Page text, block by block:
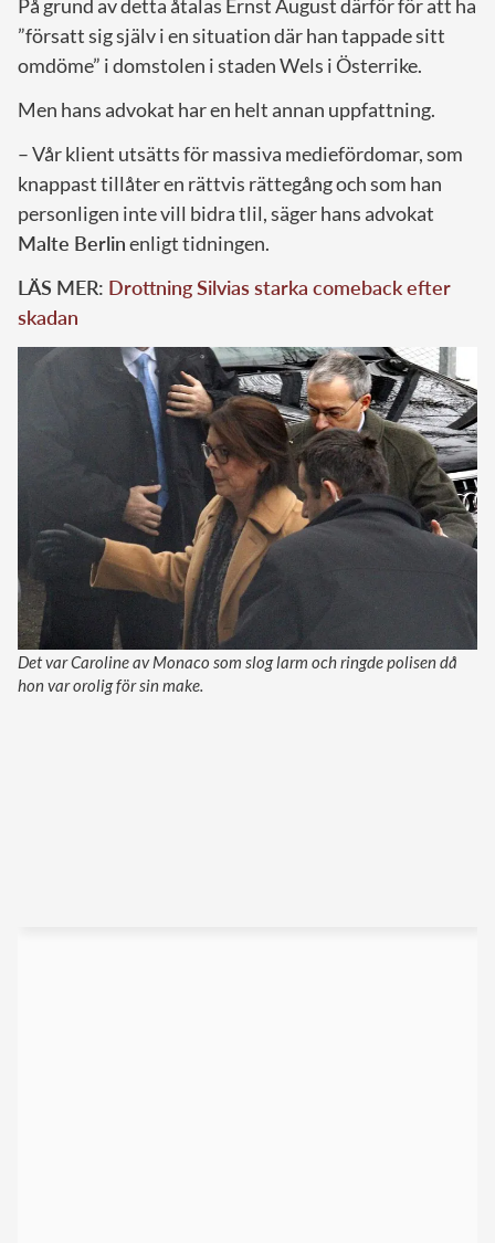
På grund av detta åtalas Ernst August därför för att ha
”försatt sig själv i en situation där han tappade sitt
omdöme” i domstolen i staden Wels i Österrike.
Men hans advokat har en helt annan uppfattning.
– Vår klient utsätts för massiva mediefördomar, som
knappast tillåter en rättvis rättegång och som han
personligen inte vill bidra tlil, säger hans advokat
Malte Berlinenligt tidningen.
LÄS MER: Drottning Silvias starka comeback efter
skadan
Det var Caroline av Monaco som slog larm och ringde polisen då
hon var orolig för sin make.